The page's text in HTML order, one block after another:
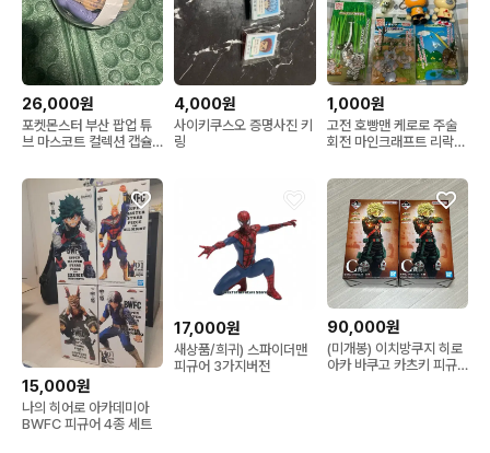
26,000원
포켓몬스터 부산 팝업 튜
브 마스코트 컬렉션 캡슐
4,000원
사이키쿠스오 증명사진 키
링
1,000원
고전 호빵맨 케로로 주술
회전 마인크래프트 리락쿠
로그스타일 피규어 키링
미피 미니피규어 판매
15,000원
나의 히어로 아카데미아
BWFC 피규어 4종 세트
17,000원
새상품/희귀) 스파이더맨
피규어 3가지버전
90,000원
(미개봉) 이치방쿠지 히로
아카 바쿠고 카츠키 피규